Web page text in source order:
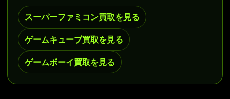
スーパーファミコン買取を見る
ゲームキューブ買取を見る
ゲームボーイ買取を見る